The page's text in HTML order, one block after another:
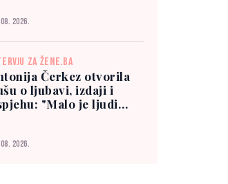
2026.
ZA ŽENE.BA
Čerkez otvorila
o ljubavi, izdaji i
"Malo je ljudi
2026.